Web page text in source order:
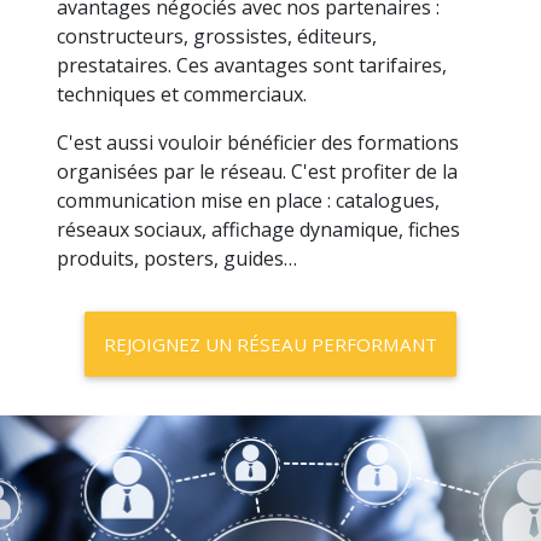
la volonté d'échanger, par le souhait de se
grouper sur le principe de l'adage « l'union fait
la force », avec le souhait d'acquérir de
nouvelles compétences, tous ces revendeurs
professionnels des métiers du numérique :
Téléphonie
Services
Fournitures de solutions matérielles
Développement…
territoires français.
Rejoindre le réseau FRP2i, c'est profiter des
avantages négociés avec nos partenaires :
constructeurs, grossistes, éditeurs,